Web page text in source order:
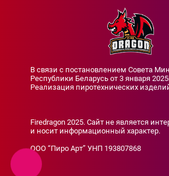
В связи с постановлением Совета
Республики Беларусь от 3 января
Реализация пиротехнических
Firedragon 2025. Сайт не является
и носит информационный характер.
ООО “Пиро Арт” УНП 193807868